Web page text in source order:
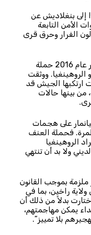
إلى بنغلاديش عن
الأمن التابعة
الفرار وحرق قرى
وكان جيش ميانمار قد بدأ في أواخر عام 2016 حملة
ووثقت
ارتكبها الجيش قد
من بينها حالات
على هجمات
فحملة العنف
الروهينغيا
ولا بد أن تنتهي
بموجب القانون
راخين، بما في
بدلاً من ذلك أن
يمكن مهاجمتهم،
بلا تمييز”.